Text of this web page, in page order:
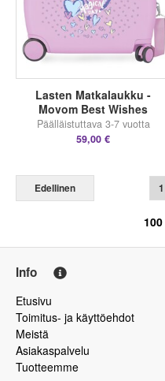
Lasten Matkalaukku -
Movom Best Wishes
Päälläistuttava 3-7 vuotta
59,00 €
Edellinen 1
100
Info
Etusivu
Toimitus- ja käyttöehdot
Meistä
Asiakaspalvelu
Tuotteemme